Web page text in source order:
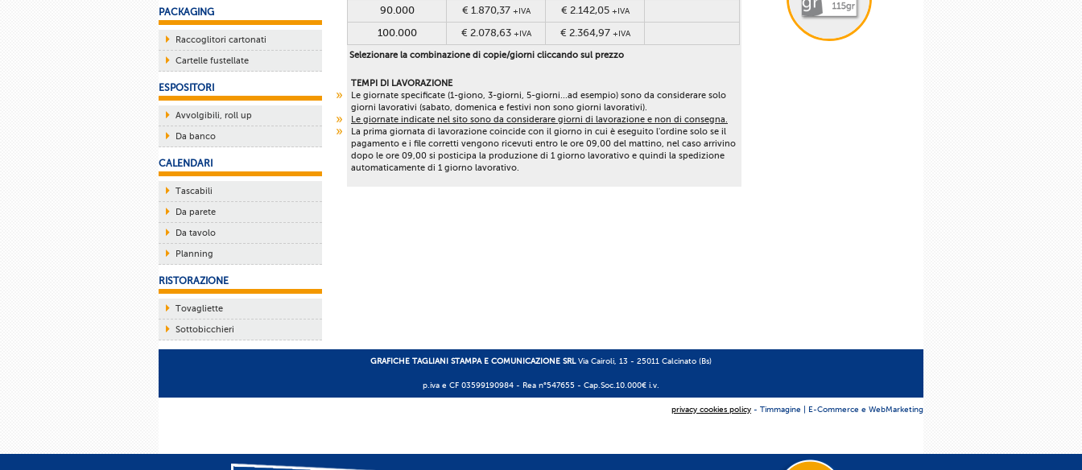
PACKAGING
Raccoglitori cartonati
Cartelle fustellate
ESPOSITORI
Avvolgibili, roll up
Da banco
CALENDARI
Tascabili
Da parete
Da tavolo
Planning
RISTORAZIONE
Tovagliette
Sottobicchieri
90.000 € 1.870,37 +IVA € 2.142,05 +IVA
100.000 € 2.078,63 +IVA € 2.364,97 +IVA
Selezionare la combinazione di copie/giorni cliccando sul prezzo
TEMPI DI LAVORAZIONE
Le giornate specificate (1-giono, 3-giorni, 5-giorni...ad esempio) sono da considerare solo
giorni lavorativi (sabato, domenica e festivi non sono giorni lavorativi).
Le giornate indicate nel sito sono da considerare giorni di lavorazione e non di consegna.
La prima giornata di lavorazione coincide con il giorno in cui è eseguito l'ordine solo se il
pagamento e i file corretti vengono ricevuti entro le ore 09,00 del mattino, nel caso arrivino
dopo le ore 09,00 si posticipa la produzione di 1 giorno lavorativo e quindi la spedizione
automaticamente di 1 giorno lavorativo.
GRAFICHE TAGLIANI STAMPA E COMUNICAZIONE SRL Via Cairoli, 13 - 25011 Calcinato (Bs)
p.iva e CF 03599190984 - Rea n°547655 - Cap.Soc.10.000€ i.v.
privacy cookies policy - Timmagine | E-Commerce e WebMarketing